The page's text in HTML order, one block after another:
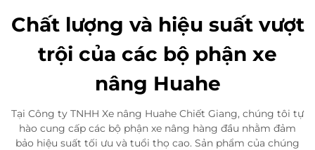
Chất lượng và hiệu suất vượt
trội của các bộ phận xe
nâng Huahe
Tại Công ty TNHH Xe nâng Huahe Chiết Giang, chúng tôi tự
hào cung cấp các bộ phận xe nâng hàng đầu nhằm đảm
bảo hiệu suất tối ưu và tuổi thọ cao. Sản phẩm của chúng